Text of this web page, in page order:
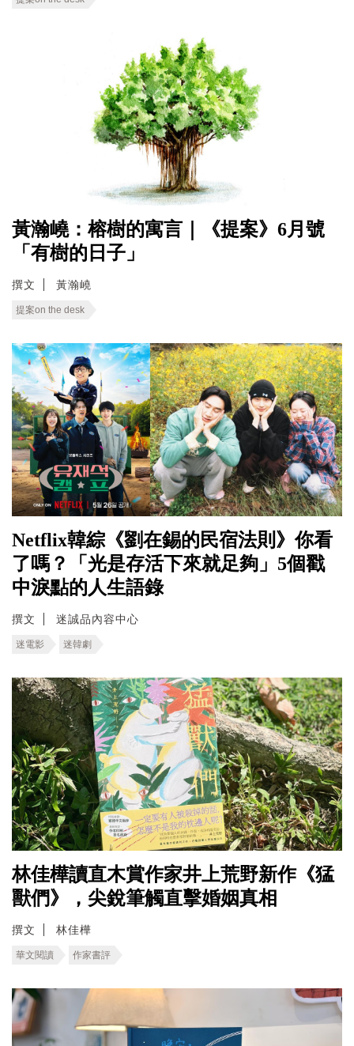
黃瀚嶢：榕樹的寓言｜《提案》6月號
「有樹的日子」
撰文 黃瀚嶢
提案on the desk
Netflix韓綜《劉在錫的民宿法則》你看
了嗎？「光是存活下來就足夠」5個戳
中淚點的人生語錄
撰文 迷誠品內容中心
迷電影 迷韓劇
林佳樺讀直木賞作家井上荒野新作《猛
獸們》，尖銳筆觸直擊婚姻真相
撰文 林佳樺
華文閱讀 作家書評